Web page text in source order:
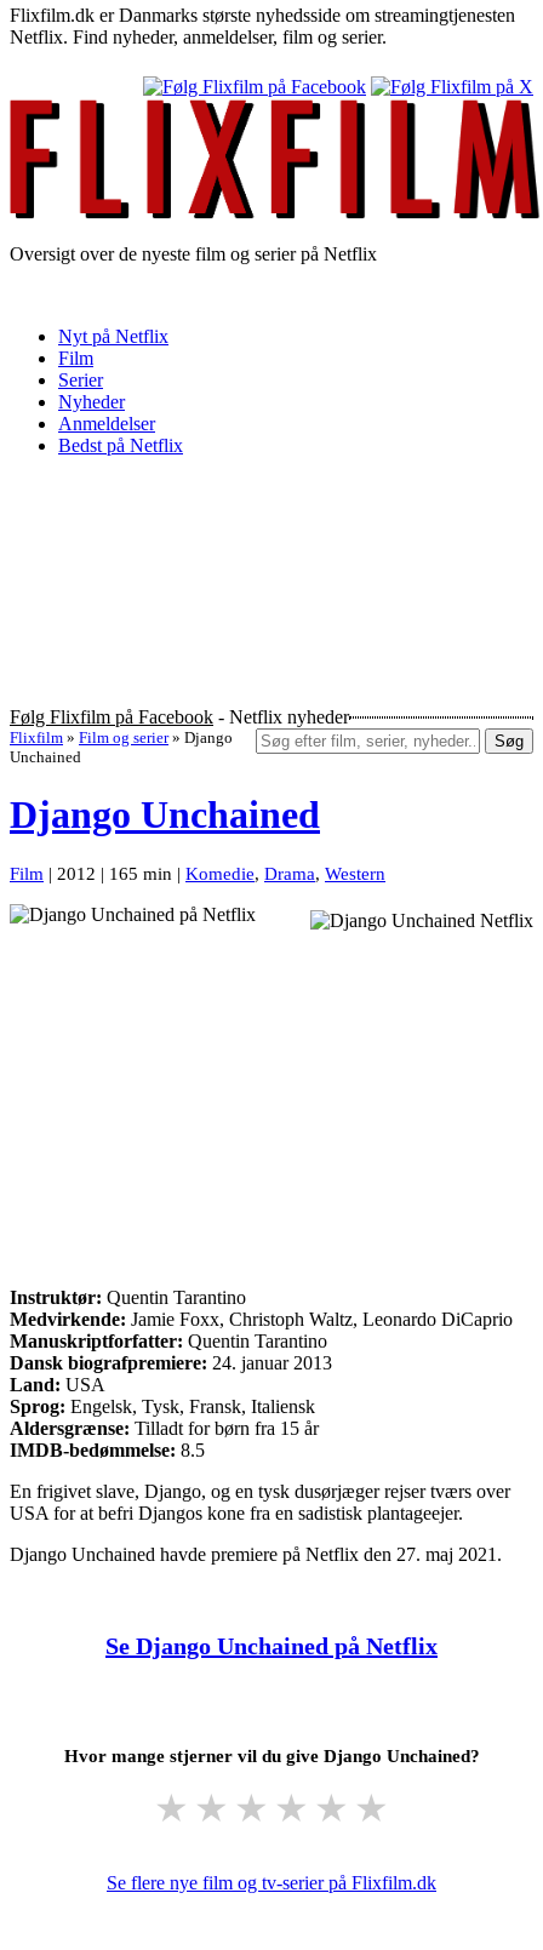
Flixfilm.dk er Danmarks største nyhedsside om streamingtjenesten
Netflix. Find nyheder, anmeldelser, film og serier.
Oversigt over de nyeste film og serier på Netflix
Nyt på Netflix
Film
Serier
Nyheder
Anmeldelser
Bedst på Netflix
Følg Flixfilm på Facebook - Netflix nyheder
Søg
Flixfilm » Film og serier » Django
Unchained
Django Unchained
Film | 2012 | 165 min | Komedie, Drama, Western
Instruktør: Quentin Tarantino
Medvirkende: Jamie Foxx, Christoph Waltz, Leonardo DiCaprio
Manuskriptforfatter: Quentin Tarantino
Dansk biografpremiere: 24. januar 2013
Land: USA
Sprog: Engelsk, Tysk, Fransk, Italiensk
Aldersgrænse: Tilladt for børn fra 15 år
IMDB-bedømmelse: 8.5
En frigivet slave, Django, og en tysk dusørjæger rejser tværs over
USA for at befri Djangos kone fra en sadistisk plantageejer.
Django Unchained havde premiere på Netflix den 27. maj 2021.
Se Django Unchained på Netflix
Hvor mange stjerner vil du give Django Unchained?
★ ★ ★ ★ ★ ★
Se flere nye film og tv-serier på Flixfilm.dk